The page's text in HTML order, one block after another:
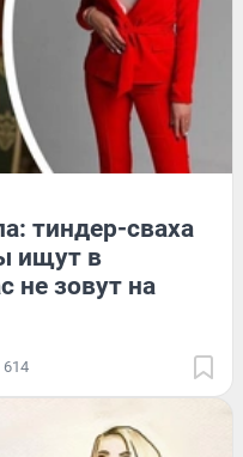
тиндер-сваха
ищут в
не зовут на
614